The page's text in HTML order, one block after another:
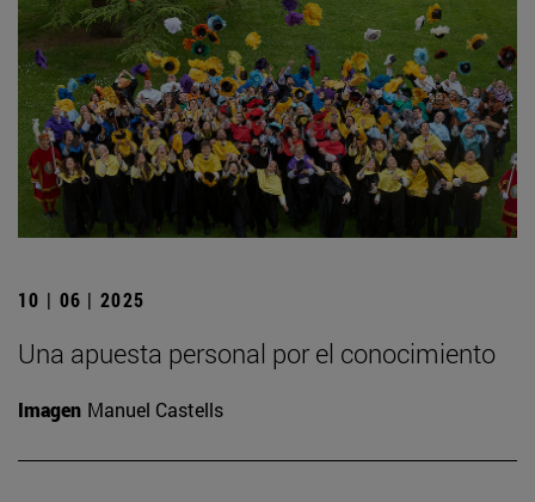
10 | 06 | 2025
Una apuesta personal por el conocimiento
Imagen Manuel Castells